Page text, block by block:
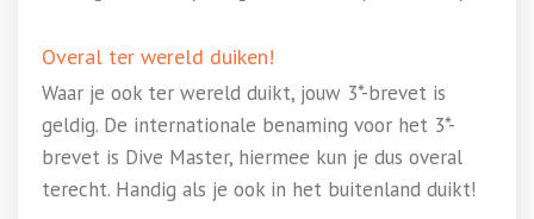
Overal ter wereld duiken!
Waar je ook ter wereld duikt, jouw 3*-brevet is
geldig. De internationale benaming voor het 3*-
brevet is Dive Master, hiermee kun je dus overal
terecht. Handig als je ook in het buitenland duikt!